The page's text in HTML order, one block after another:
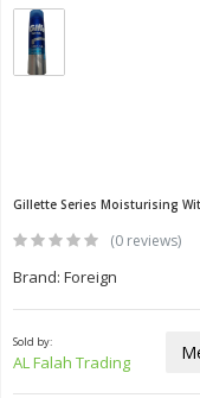
Gillette Series Moisturising
(0 reviews)
Brand: Foreign
Sold by:
AL Falah Trading